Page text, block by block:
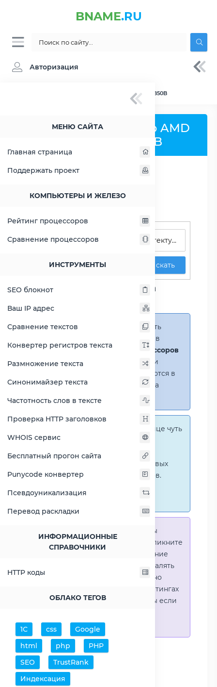
BNAME.RU
Авторизация
МЕНЮ САЙТА
Главная страница
Поддержать проект
КОМПЬЮТЕРЫ И ЖЕЛЕЗО
Рейтинг процессоров
Сравнение процессоров
ИНСТРУМЕНТЫ
SEO блокнот
Ваш IP адрес
Сравнение текстов
Конвертер регистров текста
Размножение текста
Синонимайзер текста
Частотность слов в тексте
Проверка HTTP заголовков
WHOIS сервис
Бесплатный прогон сайта
Punycode конвертер
Псевдоуникализация
Перевод раскладки
ИНФОРМАЦИОННЫЕ
СПРАВОЧНИКИ
HTTP коды
ОБЛАКО ТЕГОВ
1С css
Google
html
php
PHP
SEO
TrustRank
Индексация
» Сравнение AMD Phenom x3 8850B
Сравнить процессор AMD
Phenom x3 8850B
Поиск процессоров
Искать
Сравнение процессора
Справка:
Можно добавить
несколько процессоров в
сравнение(до 14 процессоров
в таблице)
. В случае если
процессоры не помещаются в
таблицу, появится полоса
На этой странице чуть
графические сравнения
количественных и числовых
параметров процессоров.
сравнениям.
Для того что-бы
выделить процессор - кликните
на его название. Выделение
позволяет выборочно удалять
процессоры или наглядно
видеть результаты в рейтингах
(Во избежении путаницы если
процессоров)
Добавить процессоры
Очистить таблицу